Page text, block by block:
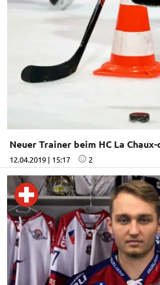
Neuer Trainer beim HC La Chaux-
12.04.2019 | 15:17 2